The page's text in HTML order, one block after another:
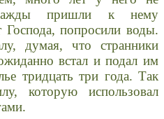
пришли к нему
Господа, попросили воды.
думая, что странники
встал и подал им
тридцать три года. Так
которую использовал